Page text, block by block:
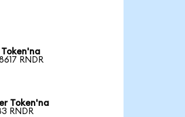
Token'na
RNDR
Token'na
RNDR